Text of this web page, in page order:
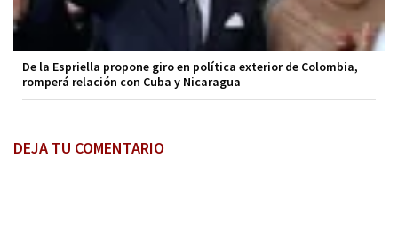
De la Espriella propone giro en política exterior de Colombia,
romperá relación con Cuba y Nicaragua
DEJA TU COMENTARIO